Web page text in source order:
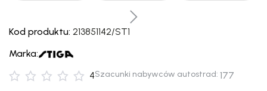
Kod produktu: 213851142/ST1
Marka:
4Szacunki nabywców autostrad: 177